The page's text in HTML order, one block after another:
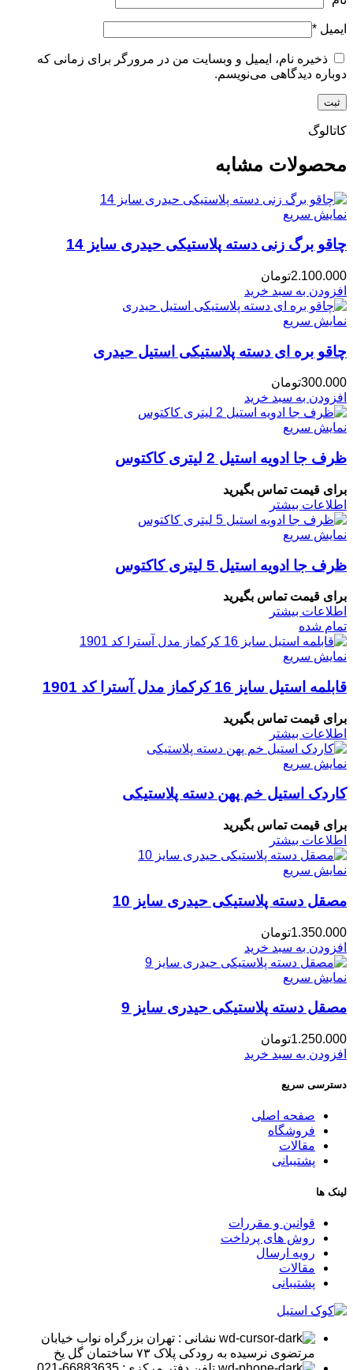
ایمیل *
ذخیره نام، ایمیل و وبسایت من در مرورگر برای زمانی که
دوباره دیدگاهی می‌نویسم.
کاتالوگ
محصولات مشابه
نمایش سریع
چاقو برگ زنی دسته پلاستیکی حیدری سایز 14
2.100.000تومان
افزودن به سبد خرید
نمایش سریع
چاقو بره ای دسته پلاستیکی استیل حیدری
300.000تومان
افزودن به سبد خرید
نمایش سریع
ظرف جا ادویه استیل 2 لیتری کاکتوس
برای قیمت تماس بگیرید
اطلاعات بیشتر
نمایش سریع
ظرف جا ادویه استیل 5 لیتری کاکتوس
برای قیمت تماس بگیرید
اطلاعات بیشتر
تمام شده
نمایش سریع
قابلمه استیل سایز 16 کرکماز مدل آسترا کد 1901
برای قیمت تماس بگیرید
اطلاعات بیشتر
نمایش سریع
کاردک استیل خم پهن دسته پلاستیکی
برای قیمت تماس بگیرید
اطلاعات بیشتر
نمایش سریع
مصقل دسته پلاستیکی حیدری سایز 10
1.350.000تومان
افزودن به سبد خرید
نمایش سریع
مصقل دسته پلاستیکی حیدری سایز 9
1.250.000تومان
افزودن به سبد خرید
دسترسی سریع
صفحه اصلی
فروشگاه
مقالات
پشتیبانی
لینک ها
قوانین و مقررات
روش های پرداخت
رویه ارسال
مقالات
پشتیبانی
نشانی : تهران بزرگراه نواب خیابان
مرتضوی نرسیده به رودکی پلاک ۷۳ ساختمان گل یخ